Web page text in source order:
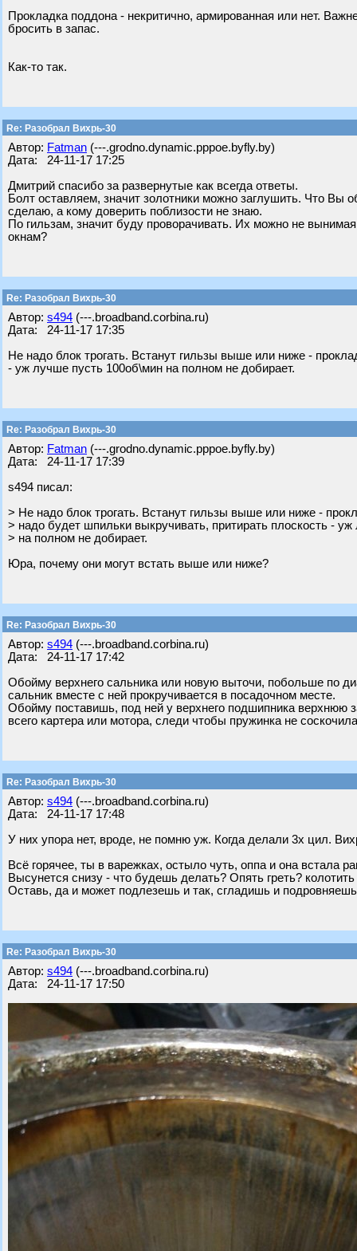
Прокладка поддона - некритично, армированная или нет.
бросить в запас.
Как-то так.
Re: Разобрал Вихрь-30
Автор: Fatman (---.grodno.dynamic.pppoe.byfly.by)
Дата: 24-11-17 17:25
Дмитрий спасибо за развернутые как всегда ответы.
Болт оставляем, значит золотники можно заглушить. Что
сделаю, а кому доверить поблизости не знаю.
По гильзам, значит буду проворачивать. Их можно не
окнам?
Re: Разобрал Вихрь-30
Автор: s494 (---.broadband.corbina.ru)
Дата: 24-11-17 17:35
Не надо блок трогать. Встанут гильзы выше или ниже -
- уж лучше пусть 100об\мин на полном не добирает.
Re: Разобрал Вихрь-30
Автор: Fatman (---.grodno.dynamic.pppoe.byfly.by)
Дата: 24-11-17 17:39
s494 писал:
> Не надо блок трогать. Встанут гильзы выше или ниже -
> надо будет шпильки выкручивать, притирать плоскость -
> на полном не добирает.
Юра, почему они могут встать выше или ниже?
Re: Разобрал Вихрь-30
Автор: s494 (---.broadband.corbina.ru)
Дата: 24-11-17 17:42
Обойму верхнего сальника или новую выточи, побольше по
сальник вместе с ней прокручивается в посадочном месте.
Обойму поставишь, под ней у верхнего подшипника
всего картера или мотора, следи чтобы пружинка не
Re: Разобрал Вихрь-30
Автор: s494 (---.broadband.corbina.ru)
Дата: 24-11-17 17:48
У них упора нет, вроде, не помню уж. Когда делали 3х цил.
Всё горячее, ты в варежках, остыло чуть, оппа и она встала
Высунется снизу - что будешь делать? Опять греть?
Оставь, да и может подлезешь и так, сгладишь и
Re: Разобрал Вихрь-30
Автор: s494 (---.broadband.corbina.ru)
Дата: 24-11-17 17:50